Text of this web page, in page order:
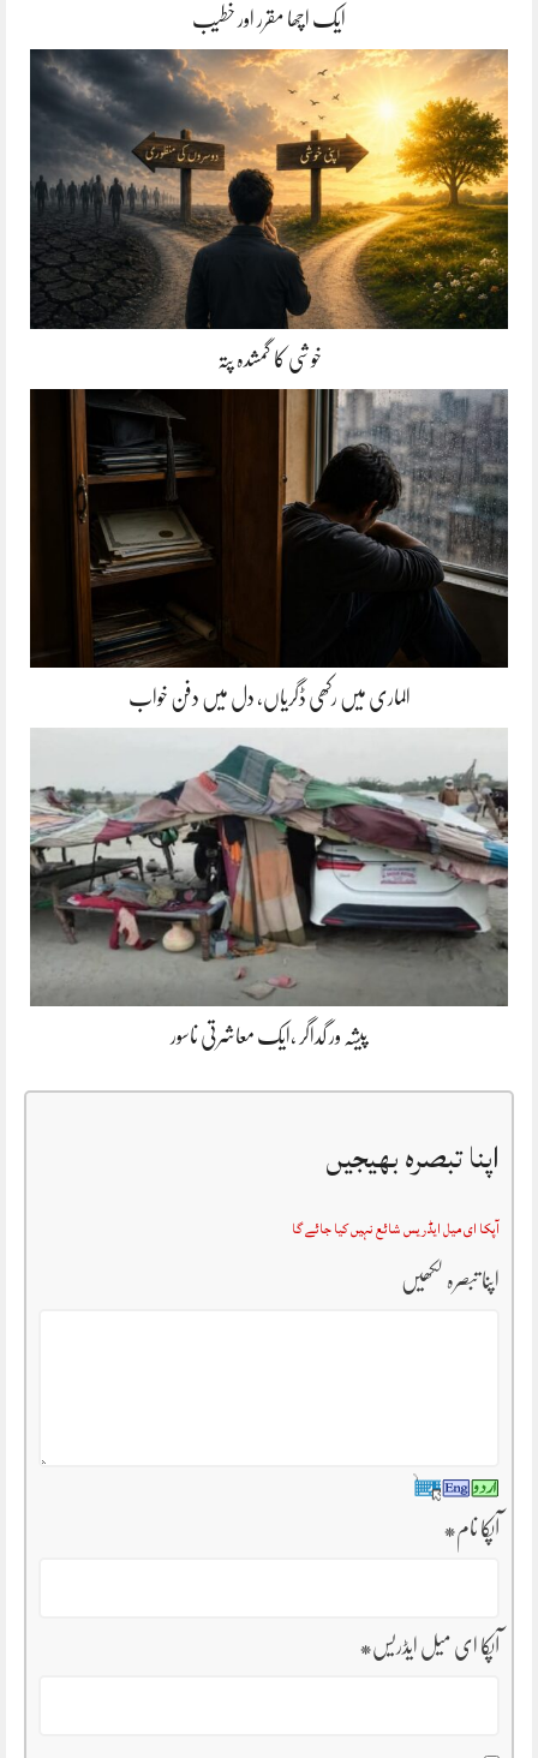
ایک اچھا مقرر اور خطیب
خوشی کا گمشدہ پتہ
الماری میں رکھی ڈگریاں، دل میں دفن خواب
پیشہ ور گداگر ،ایک معاشرتی ناسور
اپنا تبصرہ بھیجیں
آپکا ای میل ایڈریس شائع نہیں کیا جائے گا
اپنا تبصرہ لکھیں
آپکا نام*
آپکا ای میل ایڈریس*